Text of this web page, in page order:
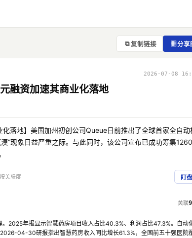
⧉ 复制链接 ▦分享
2026-07-08
融资加速其商业化落地
落地】美国加州初创公司Queue日前推出了全球首家全自动
”现象日益严重之际。与此同时，该公司宣布已成功筹集1260
关联度 盯盘
2025年报显示智慧药房项目收入占比40.3%、利润占比47.3%。自动
04-30研报指出智慧药房收入同比增长61.3%，全国前五十强医院